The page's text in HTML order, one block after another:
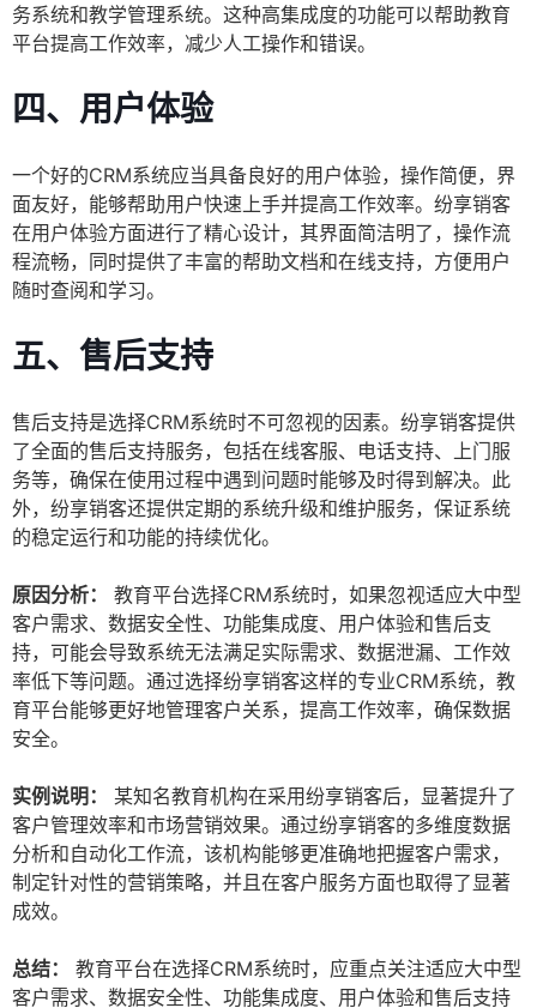
务系统和教学管理系统。这种高集成度的功能可以帮助教育
平台提高工作效率，减少人工操作和错误。
四、用户体验
一个好的CRM系统应当具备良好的用户体验，操作简便，界
面友好，能够帮助用户快速上手并提高工作效率。纷享销客
在用户体验方面进行了精心设计，其界面简洁明了，操作流
程流畅，同时提供了丰富的帮助文档和在线支持，方便用户
随时查阅和学习。
五、售后支持
售后支持是选择CRM系统时不可忽视的因素。纷享销客提供
了全面的售后支持服务，包括在线客服、电话支持、上门服
务等，确保在使用过程中遇到问题时能够及时得到解决。此
外，纷享销客还提供定期的系统升级和维护服务，保证系统
的稳定运行和功能的持续优化。
原因分析：
教育平台选择CRM系统时，如果忽视适应大中型
客户需求、数据安全性、功能集成度、用户体验和售后支
持，可能会导致系统无法满足实际需求、数据泄漏、工作效
率低下等问题。通过选择纷享销客这样的专业CRM系统，教
育平台能够更好地管理客户关系，提高工作效率，确保数据
安全。
实例说明：
某知名教育机构在采用纷享销客后，显著提升了
客户管理效率和市场营销效果。通过纷享销客的多维度数据
分析和自动化工作流，该机构能够更准确地把握客户需求，
制定针对性的营销策略，并且在客户服务方面也取得了显著
成效。
总结：
教育平台在选择CRM系统时，应重点关注适应大中型
客户需求、数据安全性、功能集成度、用户体验和售后支持